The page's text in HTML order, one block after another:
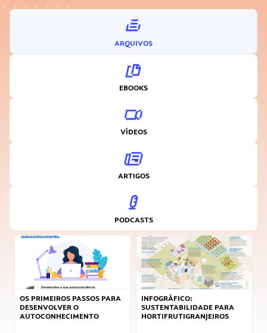
ARQUIVOS
EBOOKS
VÍDEOS
ARTIGOS
PODCASTS
OS PRIMEIROS PASSOS PARA
DESENVOLVER O
AUTOCONHECIMENTO
INFOGRÁFICO:
SUSTENTABILIDADE PARA
HORTIFRUTIGRANJEIROS